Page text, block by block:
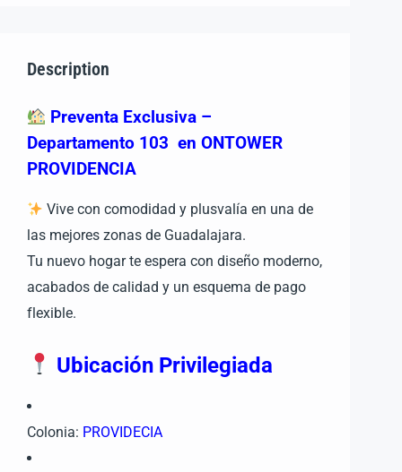
Description
Preventa Exclusiva –
Departamento 103 en ONTOWER
PROVIDENCIA
Vive con comodidad y plusvalía en una de
las mejores zonas de Guadalajara.
Tu nuevo hogar te espera con diseño moderno,
acabados de calidad y un esquema de pago
flexible.
Ubicación Privilegiada
Colonia: PROVIDECIA